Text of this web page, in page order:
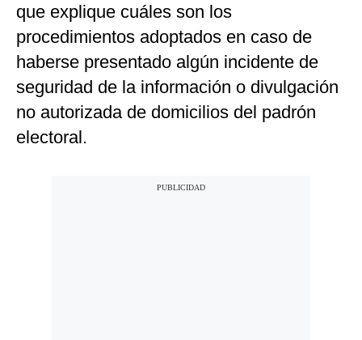
que explique cuáles son los
procedimientos adoptados en caso de
haberse presentado algún incidente de
seguridad de la información o divulgación
no autorizada de domicilios del padrón
electoral.